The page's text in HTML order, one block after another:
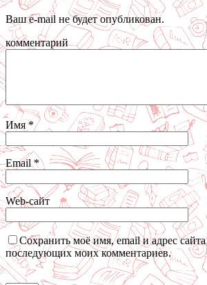
Ваш e-mail не будет опубликован.
комментарий
Имя*
Email*
Web-сайт
Сохранить моё имя, email и адрес сайта
последующих моих комментариев.